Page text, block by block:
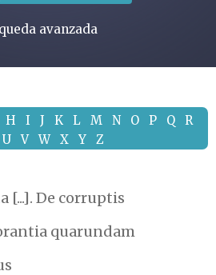
avanzada
H I J K L M N O P Q
R
U V W X Y Z
[...]. De corruptis
quarundam